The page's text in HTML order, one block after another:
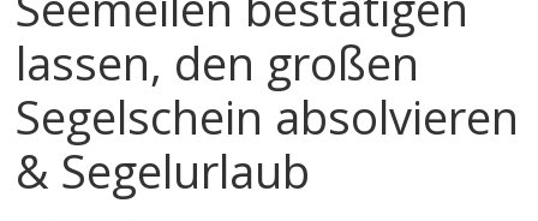
lassen, den großen
Segelschein absolvieren
& Segelurlaub